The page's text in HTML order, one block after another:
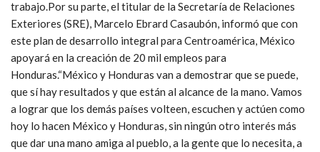
trabajo.Por su parte, el titular de la Secretaría de Relaciones
Exteriores (SRE), Marcelo Ebrard Casaubón, informó que con
este plan de desarrollo integral para Centroamérica, México
apoyará en la creación de 20 mil empleos para
Honduras.“México y Honduras van a demostrar que se puede,
que sí hay resultados y que están al alcance de la mano. Vamos
a lograr que los demás países volteen, escuchen y actúen como
hoy lo hacen México y Honduras, sin ningún otro interés más
que dar una mano amiga al pueblo, a la gente que lo necesita, a